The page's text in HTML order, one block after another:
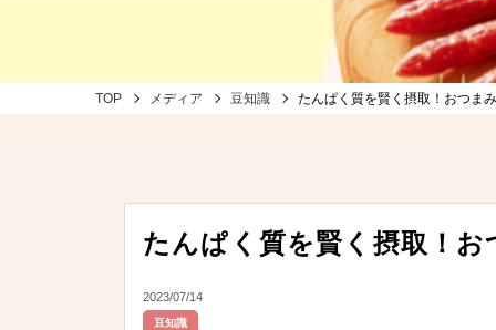
TOP メディア 豆知識 たんぱく質を賢く摂取！おつま
たんぱく質を賢く摂取！
2023/07/14
豆知識